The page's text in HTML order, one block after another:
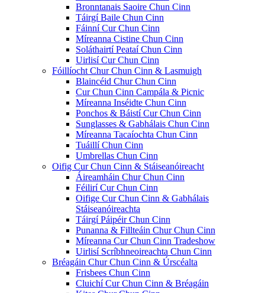
Bronntanais Saoire Chun Cinn
Táirgí Baile Chun Cinn
Fáinní Cur Chun Cinn
Míreanna Cistine Chun Cinn
Soláthairtí Peataí Chun Cinn
Uirlisí Cur Chun Cinn
Fóillíocht Chur Chun Cinn & Lasmuigh
Blaincéid Chur Chun Cinn
Cur Chun Cinn Campála & Picnic
Míreanna Inséidte Chun Cinn
Ponchos & Báistí Cur Chun Cinn
Sunglasses & Gabhálais Chun Cinn
Míreanna Tacaíochta Chun Cinn
Tuáillí Chun Cinn
Umbrellas Chun Cinn
Oifig Cur Chun Cinn & Stáiseanóireacht
Áireamháin Chur Chun Cinn
Féilirí Cur Chun Cinn
Oifige Cur Chun Cinn & Gabhálais
Stáiseanóireachta
Táirgí Páipéir Chun Cinn
Punanna & Fillteáin Chur Chun Cinn
Míreanna Cur Chun Cinn Tradeshow
Uirlisí Scríbhneoireachta Chun Cinn
Bréagáin Chur Chun Cinn & Úrscéalta
Frisbees Chun Cinn
Cluichí Cur Chun Cinn & Bréagáin